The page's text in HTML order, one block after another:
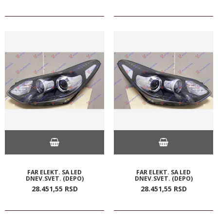
FAR ELEKT. SA LED
DNEV.SVET. (DEPO)
28.451,55 RSD
FAR ELEKT. SA LED
DNEV.SVET. (DEPO)
28.451,55 RSD